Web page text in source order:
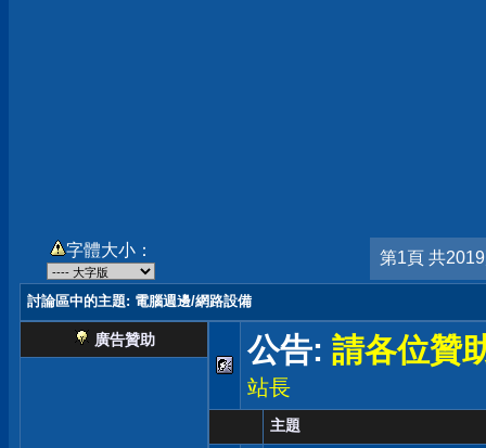
字體大小： 第1頁 共
討論區中的主題: 電腦週邊/網路設備
廣告贊助 公告: 請各位贊
站長
主題